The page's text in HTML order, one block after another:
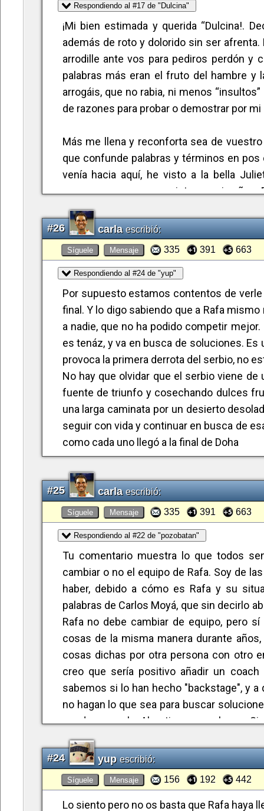
suelto aqui lo siguiente, temas de
politica,precisamente nadal lo
un monton de fiestas españa,asomaros
calle bien vestida,que si el movil,la tv
casi sin trabajar,j,,,,, es un merito
puede ser duque,quereis un palacio para
conformais con lo que tiene la clase
de un microfono y abiertamente,¿que
ver con el tenis? pues dentro de la
soñando que nadal lanza pelotas a las
cumple con lo que anuncia,porque ponen
Respondiendo al #17 de "Dulcina"
¡Mi bien estimada y querida “Dulcina!.
además de roto y dolorido sin ser
arrodille ante vos para pediros perdón y
palabras más eran el fruto del hambre
arrogáis, que no rabia, ni menos
de razones para probar o demostrar por
Más me llena y reconforta sea de
que confunde palabras y términos en
venía hacia aquí, he visto a la bella
esperanza para reconquistaros, mi señora
Buf!! locura, cordura; pasado….olvido.
sentimientos y saber los de los demás.
llenarte en mi copa y yo en la de vos si lo
Y ya está o como decíamos ayer,
sucedido… pue eso. Por demás, mis
caballeros.
#26 carlaescribió:
Síguele Mensaje 335 391 663
Respondiendo al #24 de "yup"
Por supuesto estamos contentos de
final. Y lo digo sabiendo que a Rafa
a nadie, que no ha podido competir
es tenáz, y va en busca de soluciones. Es
provoca la primera derrota del serbio, no
No hay que olvidar que el serbio viene de
fuente de triunfo y cosechando dulces
una larga caminata por un desierto
seguir con vida y continuar en busca de
como cada uno llegó a la final de Doha
#25 carlaescribió:
Síguele Mensaje 335 391 663
Respondiendo al #22 de "pozobatan"
Tu comentario muestra lo que todos
cambiar o no el equipo de Rafa. Soy de
haber, debido a cómo es Rafa y su
palabras de Carlos Moyá, que sin decirlo
Rafa no debe cambiar de equipo, pero
cosas de la misma manera durante
cosas dichas por otra persona con otro
creo que sería positivo añadir un
sabemos si lo han hecho "backstage", y
no hagan lo que sea para buscar
pueden negarlo. Algo tienen que hacer.
impedir que Rafa gana títulos
en los grandes torneos. Rafa va
Pero lo que pasó ayer da lugar a reflexión
equipo a hacer algo extra o algo diferente,
Será interesante ver lo que pasa, pero
#24 yupescribió:
Síguele Mensaje 156 192 442
Lo siento pero no os basta que Rafa haya